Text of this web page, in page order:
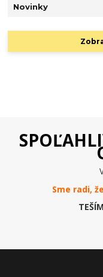
Novinky
Sme radi,